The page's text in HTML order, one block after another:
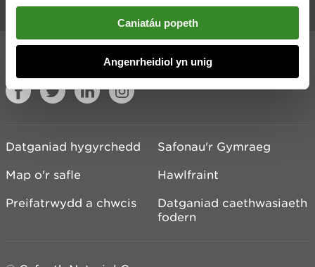
Caniatáu popeth
Angenrheidiol yn unig
Ymuno â'r sgwrs
Datganiad hygyrchedd
Safonau'r Gymraeg
Map o'r safle
Hawlfraint
Preifatrwydd a chwcis
Datganiad caethwasiaeth
fodern